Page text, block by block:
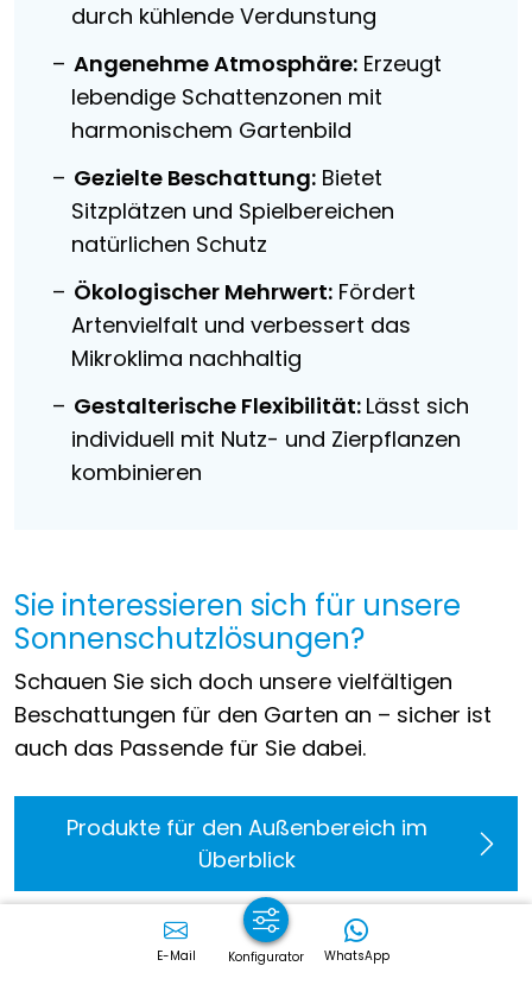
durch kühlende Verdunstung
Angenehme Atmosphäre: Erzeugt
lebendige Schattenzonen mit
harmonischem Gartenbild
Gezielte Beschattung: Bietet
Sitzplätzen und Spielbereichen
natürlichen Schutz
Ökologischer Mehrwert: Fördert
Artenvielfalt und verbessert das
Mikroklima nachhaltig
Gestalterische Flexibilität: Lässt sich
individuell mit Nutz- und Zierpflanzen
kombinieren
Sie interessieren sich für unsere
Sonnenschutzlösungen?
Schauen Sie sich doch unsere vielfältigen
Beschattungen für den Garten an – sicher ist
auch das Passende für Sie dabei.
Produkte für den Außenbereich im
Überblick
So schaffen Sie Ihre
E-Mail Konfigurator WhatsApp